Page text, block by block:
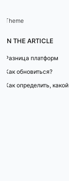
вопросы
Theme
IN THE ARTICLE
Разница платформ
Как обновиться?